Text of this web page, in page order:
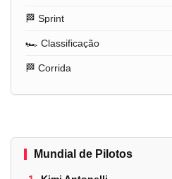
🏁 Sprint
🏎️ Classificação
🏁 Corrida
Mundial de Pilotos